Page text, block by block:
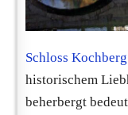
Schloss Kochberg
historischem
beherbergt